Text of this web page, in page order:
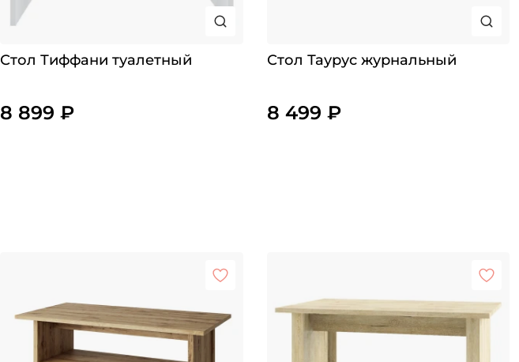
Стол Тиффани туалетный
8 899 ₽
Стол Таурус журнальный
8 499 ₽